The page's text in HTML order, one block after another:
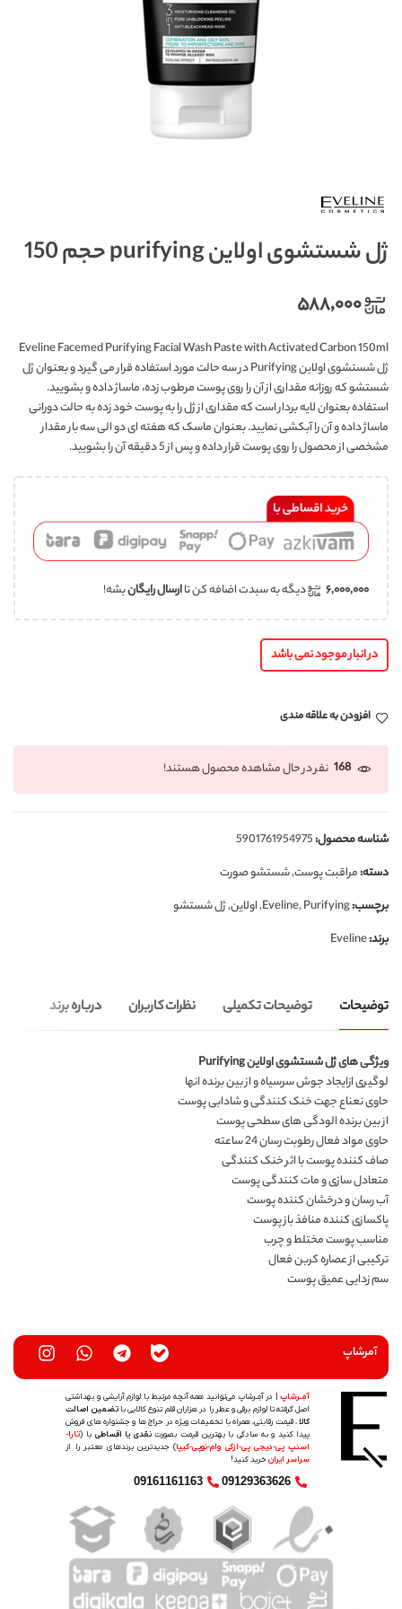
ژل شستشوی اولاین purifying حجم 150
۵۸۸,۰۰۰
Eveline Facemed Purifying Facial Wash Paste with Activated Carbon 150ml
ژل شستشوی اولاین Purifying در سه حالت مورد استفاده قرار می گیرد و بعنوان ژل
شستشو که روزانه مقداری از آن را روی پوست مرطوب زده، ماساژ داده و بشویید.
استفاده بعنوان لایه بردار است که مقداری از ژل را به پوست خود زده به حالت دورانی
ماساژ داده و آن را آبکشی نمایید. بعنوان ماسک که هفته ای دو الی سه بار مقدار
مشخصی از محصول را روی پوست قرار داده و پس از 5 دقیقه آن را بشویید.
۶,۰۰۰,۰۰۰ دیگه به سبدت اضافه کن تاارسال رایگانبشه!
در انبار موجود نمی باشد
افزودن به علاقه مندی
168 نفر در حال مشاهده محصول هستند!
شناسه محصول:5901761954975
دسته:مراقبت پوست,شستشو صورت
برچسب:
Eveline,Purifying
,اولاین,ژل شستشو
برند:Eveline
توضیحات توضیحات تکمیلی نظرات کاربران درباره برند
ویژگی های ژل شستشوی اولاین Purifying
لوگیری ازایجاد جوش سرسیاه و از بین برنده انها
حاوی نعناع جهت خنک کنندگی و شادابی پوست
از بین برنده الودگی های سطحی پوست
حاوی مواد فعال رطوبت رسان 24 ساعته
صاف کننده پوست با اثر خنک کنندگی
متعادل سازی و مات کنندگی پوست
آب رسان و درخشان کننده پوست
پاکسازی کننده منافذ باز پوست
مناسب پوست مختلط و چرب
ترکیبی از عصاره کربن فعال
سم زدایی عمیق پوست
آمرشاپ
آمِـرشاپ| در آمِـرشاپ می‌توانید همه آنچه مرتبط با لوازم آرایشی و بهداشتی
اصل گرفته تا لوازم برقی و عطر را در هزاران قلم تنوع کالایی باتضمین اصالت
کالا، قیمت رقابتی، همراه با تخفیفات ویژه در حراج ها و جشنواره های فروش
پیدا کنید و به سادگی با بهترین قیمت بصورتنقدی یا اقساطی با (تارا-
اسنپ پی-دیجی پی-ازکی وام-نوپی-کیپا) جدیدترین‌ برندهای معتبر را از
سراسر ایرانخرید کنید!
09129363626
09161161163